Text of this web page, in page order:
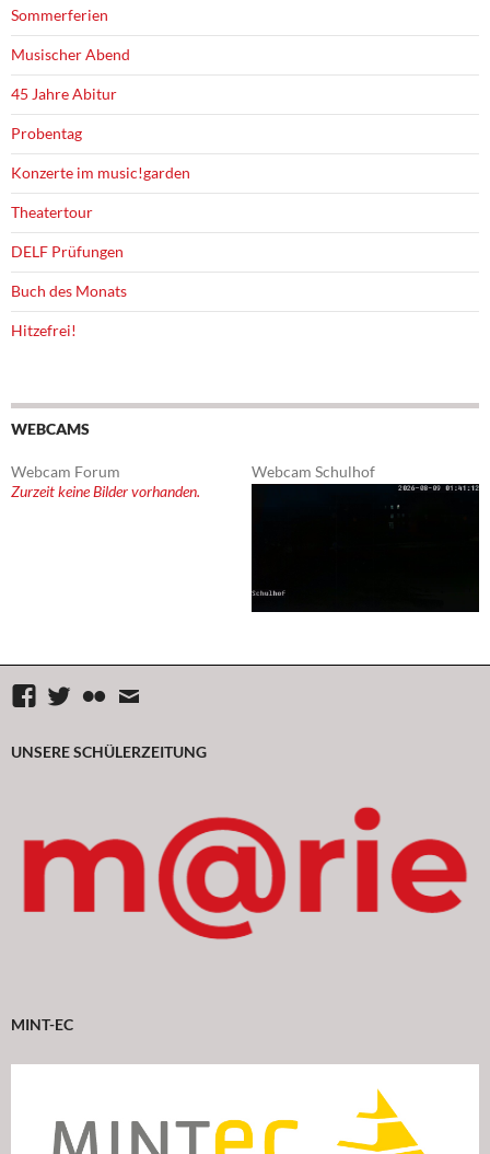
Sommerferien
Musischer Abend
45 Jahre Abitur
Probentag
Konzerte im music!garden
Theatertour
DELF Prüfungen
Buch des Monats
Hitzefrei!
WEBCAMS
Webcam Forum
Zurzeit keine Bilder vorhanden.
Webcam Schulhof
FacebookTwitter
flickr Mail
UNSERE SCHÜLERZEITUNG
MINT-EC